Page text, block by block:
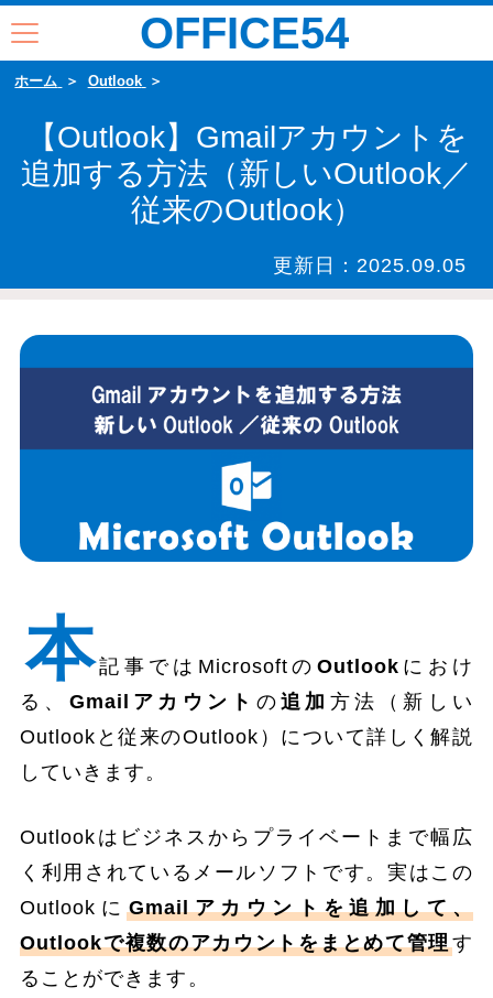
OFFICE54
ホーム Outlook
【Outlook】Gmailアカウントを
追加する方法（新しいOutlook／
従来のOutlook）
更新日： 2025.09.05
本記事ではMicrosoftの Outlook におけ
る、 Gmailアカウント の 追加 方法（新しい
Outlookと従来のOutlook）について詳しく解説
していきます。
Outlookはビジネスからプライベートまで幅広
く利用されているメールソフトです。実はこの
OutlookにGmailアカウントを追加して、
Outlookで複数のアカウントをまとめて管理す
ることができます。